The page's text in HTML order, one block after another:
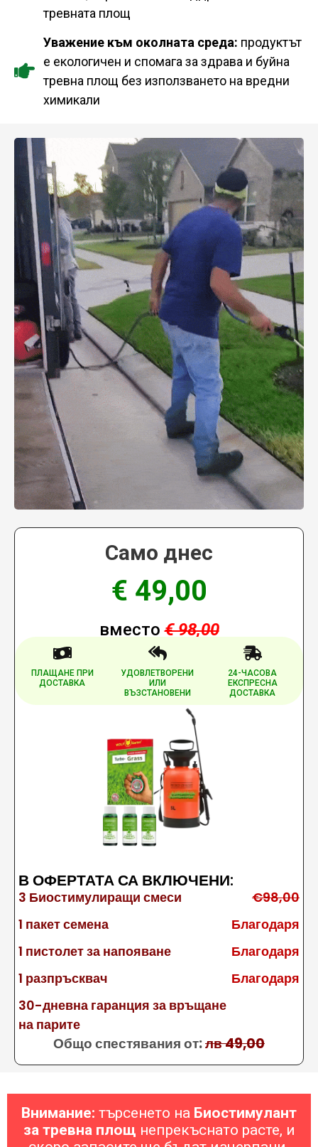
тревната площ
Уважение към околната среда: продуктът
е екологичен и спомага за здрава и буйна
тревна площ без използването на вредни
химикали
Само днес
€ 49,00
вместо € 98,00
ПЛАЩАНЕ ПРИ
ДОСТАВКА
УДОВЛЕТВОРЕНИ
ИЛИ
ВЪЗСТАНОВЕНИ
24-ЧАСОВА
ЕКСПРЕСНА
ДОСТАВКА
В ОФЕРТАТА СА ВКЛЮЧЕНИ:
3 Биостимулиращи смеси
€98,00
1 пакет семена
Благодаря
1 пистолет за напояване
Благодаря
1 разпръсквач
Благодаря
30-дневна гаранция за връщане
на парите
Общо спестявания от:лв 49,00
Внимание: търсенето на Биостимулант
за тревна площ непрекъснато расте, и